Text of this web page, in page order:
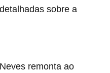
sobre a
remonta ao